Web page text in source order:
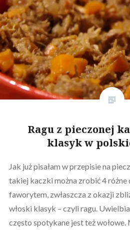
Ragu z pieczonej
klasyk w
Jak już pisałam w przepisie na
takiej kaczki można zrobić 4
faworytem, zwłaszcza z okazji
włoski klasyk – czyli ragu.
często spotykane jest też